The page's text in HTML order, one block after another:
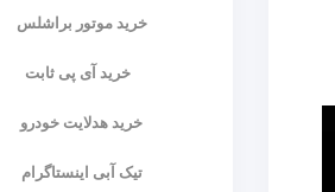
خرید موتور براشلس
خرید آی پی ثابت
خرید هدلایت خودرو
تیک آبی اینستاگرام